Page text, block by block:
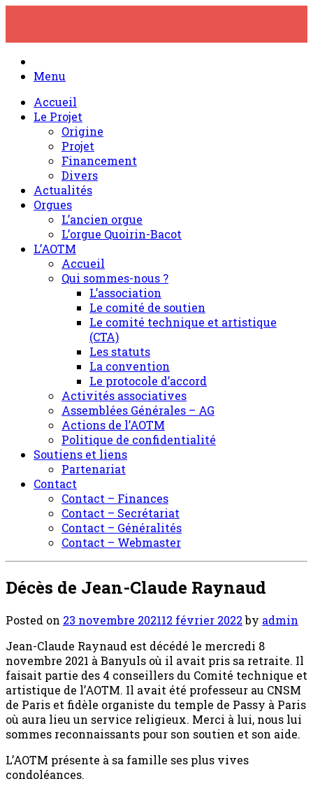
content
Menu
Accueil
Le Projet
Origine
Projet
Financement
Divers
Actualités
Orgues
L’ancien orgue
L’orgue Quoirin-Bacot
L’AOTM
Accueil
Qui sommes-nous ?
L’association
Le comité de soutien
Le comité technique et artistique
(CTA)
Les statuts
La convention
Le protocole d’accord
Activités associatives
Assemblées Générales – AG
Actions de l’AOTM
Politique de confidentialité
Soutiens et liens
Partenariat
Contact
Contact – Finances
Contact – Secrétariat
Contact – Généralités
Contact – Webmaster
Décès de Jean-Claude Raynaud
Posted on 23 novembre 202112 février 2022by admin
Jean-Claude Raynaud est décédé le mercredi 8
novembre 2021 à Banyuls où il avait pris sa retraite. Il
faisait partie des 4 conseillers du Comité technique et
artistique de l’AOTM. Il avait été professeur au CNSM
de Paris et fidèle organiste du temple de Passy à Paris
où aura lieu un service religieux. Merci à lui, nous lui
sommes reconnaissants pour son soutien et son aide.
L’AOTM présente à sa famille ses plus vives
condoléances.